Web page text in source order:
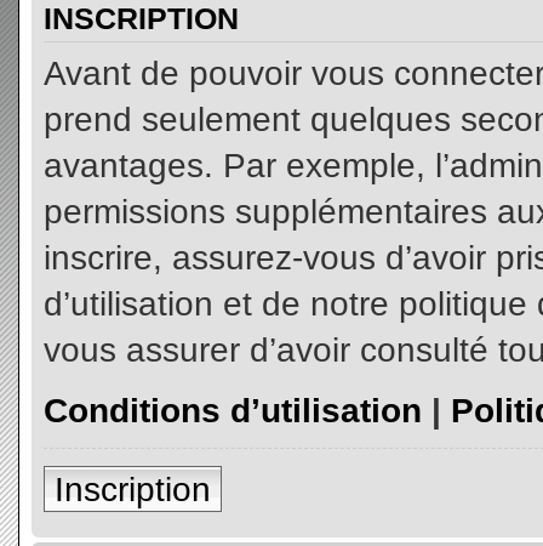
INSCRIPTION
Avant de pouvoir vous
prend seulement quelques
avantages. Par exemple,
permissions supplémentaires
inscrire, assurez-vous d’avoir
d’utilisation et de notre
vous assurer d’avoir consulté
Conditions d’utilisation |
Inscription